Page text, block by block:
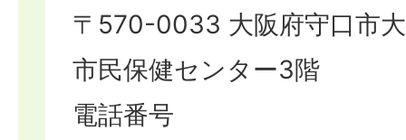
〒570-0033 大阪府守口市
市民保健センター3階
電話番号